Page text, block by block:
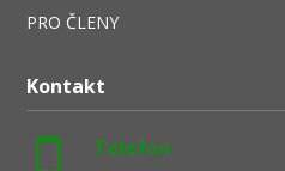
PRO ČLENY
Kontakt
Telefon